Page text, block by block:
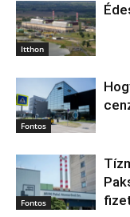
Itthon
Fontos
Fontos